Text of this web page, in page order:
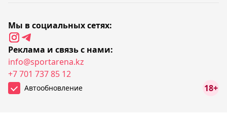
Мы в социальных сетях:
Реклама и связь с нами:
info@sportarena.kz
+7 701 737 85 12
Автообновление 18+